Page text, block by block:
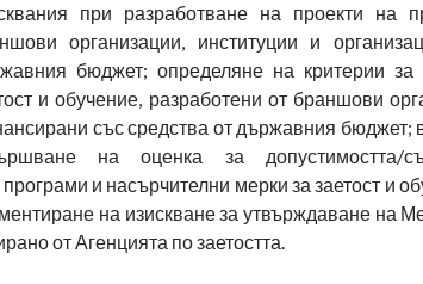
при разработване на проекти на
организации, институции и
бюджет; определяне на критерии
и обучение, разработени от браншови
със средства от държавния бюджет;
на оценка за допустимостта/
и насърчителни мерки за заетост и
на изискване за утвърждаване на
от Агенцията по заетостта.